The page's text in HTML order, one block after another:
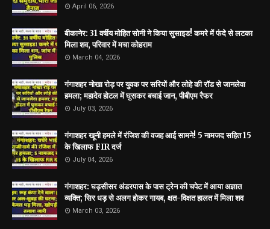
April 06, 2026
बीकानेर: 31 वर्षीय मोहित सोनी ने किया सुसाइड! कमरे में फंदे से लटका
मिला शव, परिवार में मचा कोहराम
March 04, 2026
गंगाशहर नोखा रोड़ पर युवक पर सरियों और लोहे की रॉड से जानलेवा
हमला; महादेव होटल में घुसकर बचाई जान, पीबीएम रैफर
July 03, 2026
गंगाशहर खूनी हमले में रंजिश की वजह आई सामने! 5 नामजद सहित 15
के खिलाफ FIR दर्ज
July 04, 2026
गंगाशहर: घड़सीसर अंडरपास के पास ट्रेन की चपेट में आया अज्ञात
व्यक्ति; सिर धड़ से अलग होकर गायब, क्षत-विक्षत हालत में मिला शव
March 03, 2026